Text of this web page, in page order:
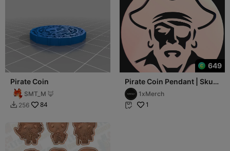
Pirate Coin
SMT_M 🦊
 256 84
649
Pirate Coin Pendant | Skull
Captain Medallion STL
1xMerch
 1